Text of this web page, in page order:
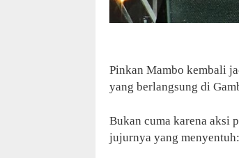
Pinkan Mambo kembali
yang berlangsung di
Bukan cuma karena aksi
jujurnya yang